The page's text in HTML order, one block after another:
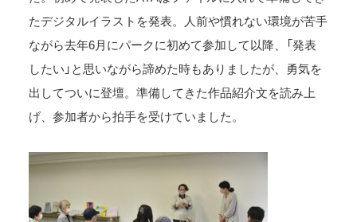
たデジタルイラストを発表。人前や慣れない環境が苦手
ながら去年6月にパークに初めて参加して以降、「発表
したい」と思いながら諦めた時もありましたが、勇気を
出してついに登壇。準備してきた作品紹介文を読み上
げ、参加者から拍手を受けていました。